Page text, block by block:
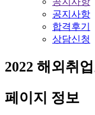
공지사항
합격후기
상담신청
2022 해외취
페이지 정보